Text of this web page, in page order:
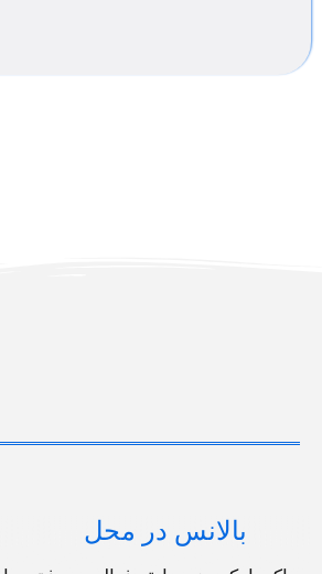
بالانس در محل